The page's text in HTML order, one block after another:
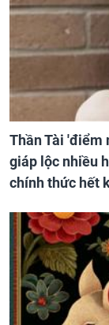
Thần Tài 'điểm
giáp lộc nhiều
chính thức hết